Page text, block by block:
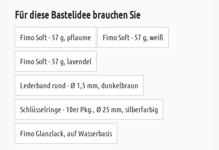
Für diese Bastelidee brauchen Sie
Fimo Soft - 57 g, pflaume Fimo Soft - 57 g, weiß
Fimo Soft - 57 g, lavendel
Lederband rund - Ø 1,5 mm, dunkelbraun
Schlüsselringe - 10er Pkg., Ø 25 mm, silberfarbig
Fimo Glanzlack, auf Wasserbasis